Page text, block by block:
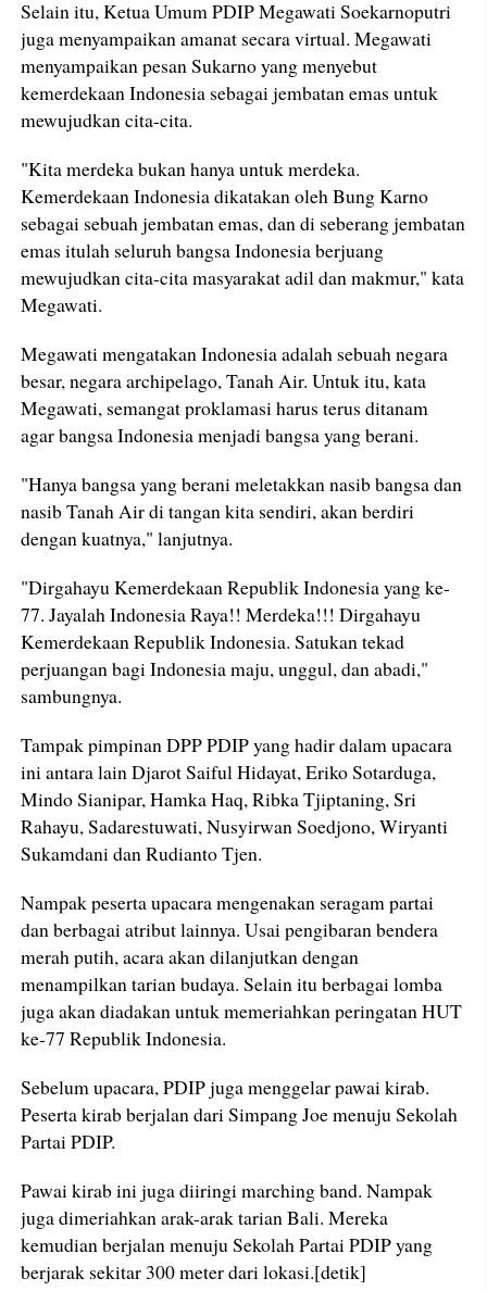
Selain itu, Ketua Umum PDIP Megawati Soekarnoputri
juga menyampaikan amanat secara virtual. Megawati
menyampaikan pesan Sukarno yang menyebut
kemerdekaan Indonesia sebagai jembatan emas untuk
mewujudkan cita-cita.
"Kita merdeka bukan hanya untuk merdeka.
Kemerdekaan Indonesia dikatakan oleh Bung Karno
sebagai sebuah jembatan emas, dan di seberang jembatan
emas itulah seluruh bangsa Indonesia berjuang
mewujudkan cita-cita masyarakat adil dan makmur," kata
Megawati.
Megawati mengatakan Indonesia adalah sebuah negara
besar, negara archipelago, Tanah Air. Untuk itu, kata
Megawati, semangat proklamasi harus terus ditanam
agar bangsa Indonesia menjadi bangsa yang berani.
"Hanya bangsa yang berani meletakkan nasib bangsa dan
nasib Tanah Air di tangan kita sendiri, akan berdiri
dengan kuatnya," lanjutnya.
"Dirgahayu Kemerdekaan Republik Indonesia yang ke-
77. Jayalah Indonesia Raya!! Merdeka!!! Dirgahayu
Kemerdekaan Republik Indonesia. Satukan tekad
perjuangan bagi Indonesia maju, unggul, dan abadi,"
sambungnya.
Tampak pimpinan DPP PDIP yang hadir dalam upacara
ini antara lain Djarot Saiful Hidayat, Eriko Sotarduga,
Mindo Sianipar, Hamka Haq, Ribka Tjiptaning, Sri
Rahayu, Sadarestuwati, Nusyirwan Soedjono, Wiryanti
Sukamdani dan Rudianto Tjen.
Nampak peserta upacara mengenakan seragam partai
dan berbagai atribut lainnya. Usai pengibaran bendera
merah putih, acara akan dilanjutkan dengan
menampilkan tarian budaya. Selain itu berbagai lomba
juga akan diadakan untuk memeriahkan peringatan HUT
ke-77 Republik Indonesia.
Sebelum upacara, PDIP juga menggelar pawai kirab.
Peserta kirab berjalan dari Simpang Joe menuju Sekolah
Partai PDIP.
Pawai kirab ini juga diiringi marching band. Nampak
juga dimeriahkan arak-arak tarian Bali. Mereka
kemudian berjalan menuju Sekolah Partai PDIP yang
berjarak sekitar 300 meter dari lokasi.[detik]